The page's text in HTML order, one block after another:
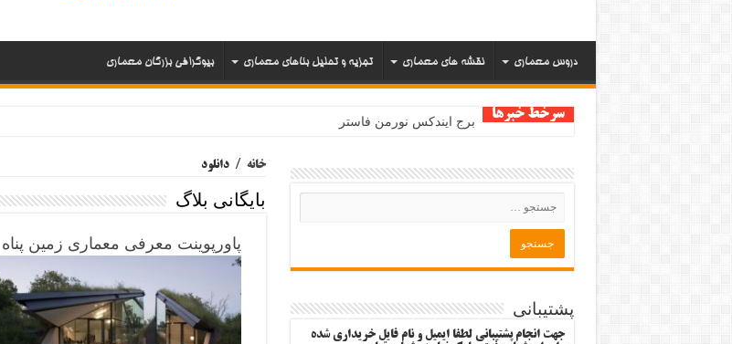
دروس معماری نقشه های معماری تجزیه و تحلیل بناهای معماری بیوگرافی بزرگان معماری
سرخط خبرها برج ایندکس نورمن فاستر
مرکز هنرهای تجسمی سینزبری نورمن فاستر
خانه / دانلود
بایگانی بلاگ
پاورپوینت معرفی معماری زمین پناه
پشتیبانی
جهت انجام پشتیبانی لطفا ایمیل و نام فایل خریداری شده